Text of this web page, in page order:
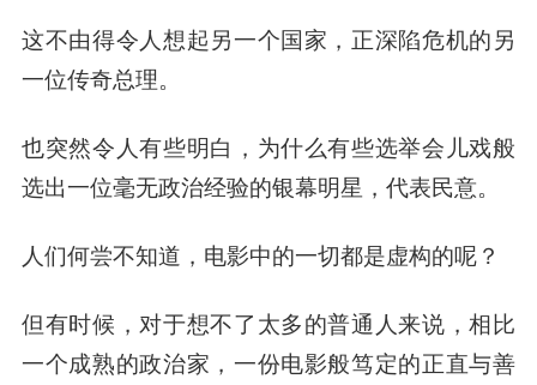
这不由得令人想起另一个国家，正深陷危机的另
一位传奇总理。
也突然令人有些明白，为什么有些选举会儿戏般
选出一位毫无政治经验的银幕明星，代表民意。
人们何尝不知道，电影中的一切都是虚构的呢？
但有时候，对于想不了太多的普通人来说，相比
一个成熟的政治家，一份电影般笃定的正直与善